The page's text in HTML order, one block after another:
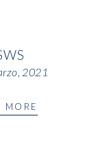
2021
MORE